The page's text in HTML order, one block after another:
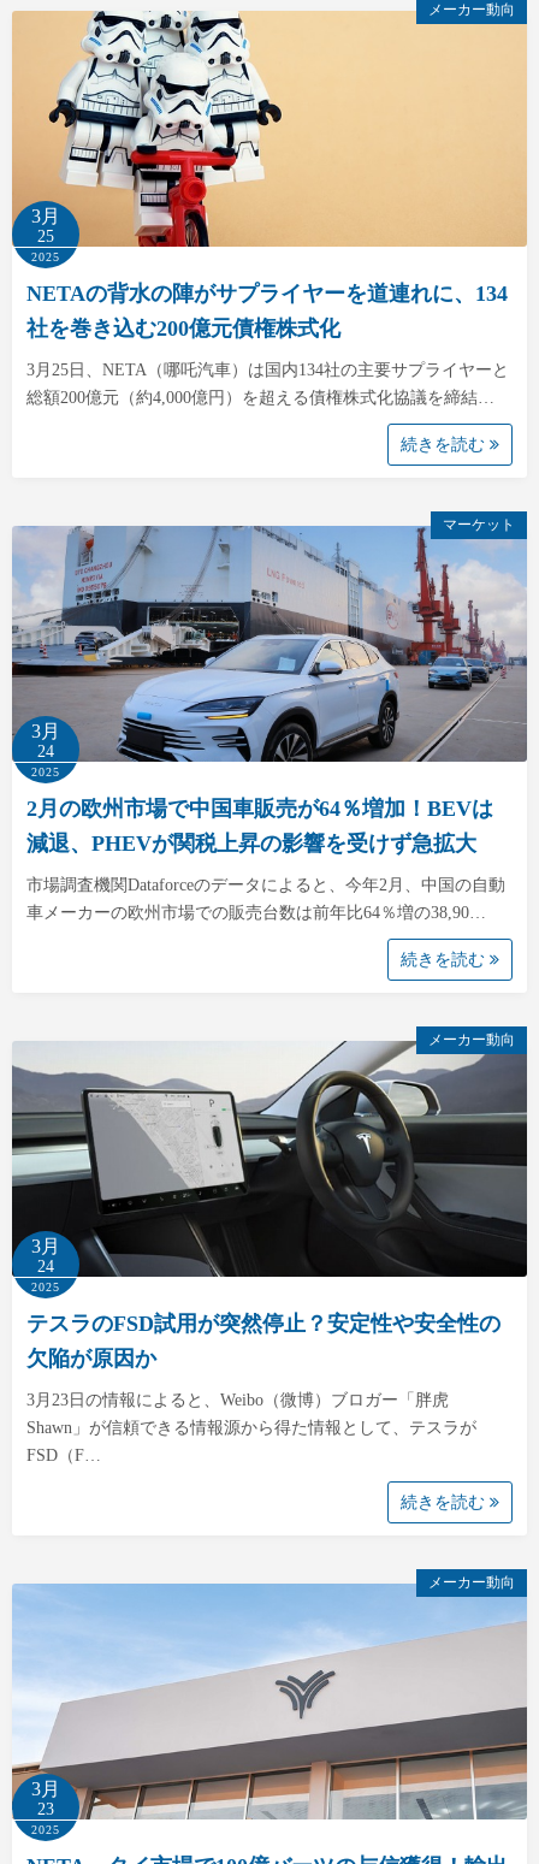
メーカー動向
3月
25
2025
NETAの背水の陣がサプライヤーを道連れに、134
社を巻き込む200億元債権株式化
3月25日、NETA（哪吒汽車）は国内134社の主要サプライヤーと
総額200億元（約4,000億円）を超える債権株式化協議を締結…
続きを読む
マーケット
3月
24
2025
2月の欧州市場で中国車販売が64％増加！BEVは
減退、PHEVが関税上昇の影響を受けず急拡大
市場調査機関Dataforceのデータによると、今年2月、中国の自動
車メーカーの欧州市場での販売台数は前年比64％増の38,90…
続きを読む
メーカー動向
3月
24
2025
テスラのFSD試用が突然停止？安定性や安全性の
欠陥が原因か
3月23日の情報によると、Weibo（微博）ブロガー「胖虎
Shawn」が信頼できる情報源から得た情報として、テスラが
FSD（F…
続きを読む
メーカー動向
3月
23
2025